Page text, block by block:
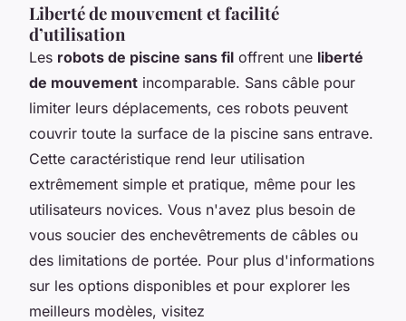
Liberté de mouvement et facilité
d’utilisation
Les robots de piscine sans fil offrent une liberté
de mouvement incomparable. Sans câble pour
limiter leurs déplacements, ces robots peuvent
couvrir toute la surface de la piscine sans entrave.
Cette caractéristique rend leur utilisation
extrêmement simple et pratique, même pour les
utilisateurs novices. Vous n'avez plus besoin de
vous soucier des enchevêtrements de câbles ou
des limitations de portée. Pour plus d'informations
sur les options disponibles et pour explorer les
meilleurs modèles, visitez